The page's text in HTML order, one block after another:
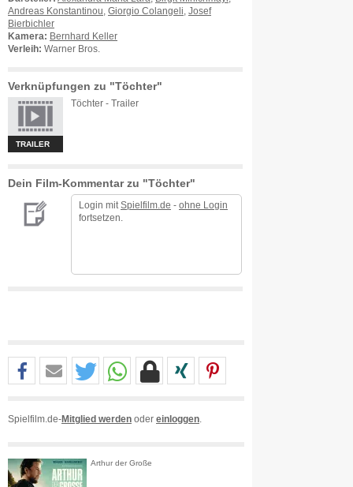
Andreas Konstantinou Giorgio Colangeli Josef
Bierbichler
Kamera: Bernhard Keller
Verleih: Warner Bros.
Verknüpfungen zu "Töchter"
TRAILER
Töchter - Trailer
Dein Film-Kommentar zu "Töchter"
Login mit Spielfilm.de - ohne Login
fortsetzen.
Spielfilm.de-Mitglied werden oder einloggen
Arthur der Große